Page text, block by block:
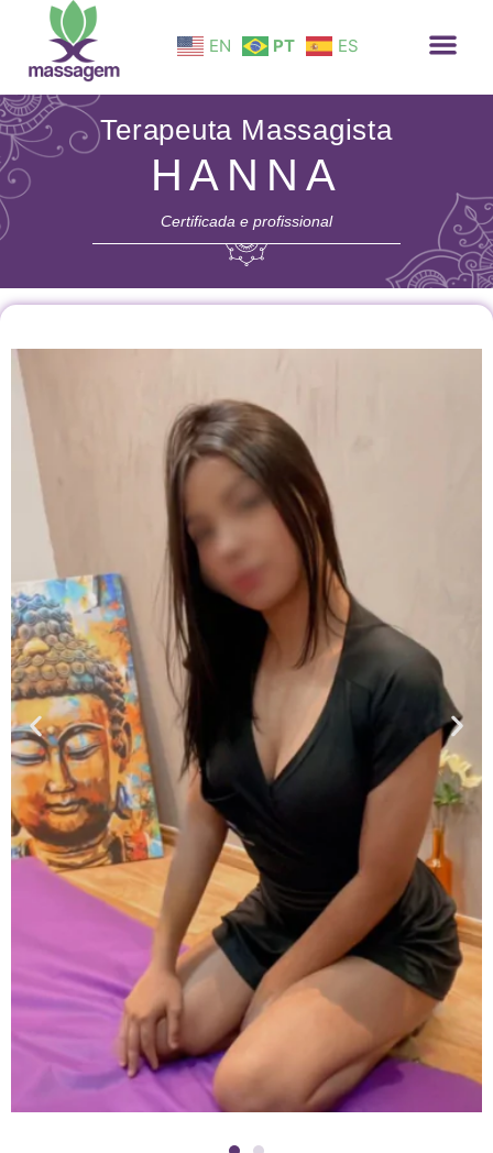
EN PT ES
Terapeuta Massagista
HANNA
Certificada e profissional